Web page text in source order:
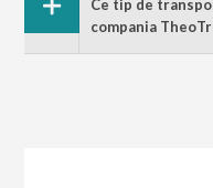
Ce tip de
compania